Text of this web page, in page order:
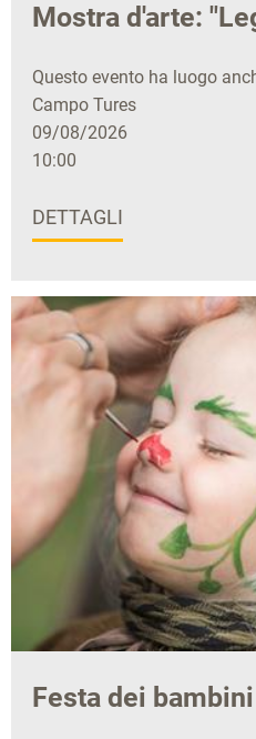
Mostra d'arte:
Questo evento ha luogo
Campo Tures
09/08/2026
10:00
DETTAGLI
Festa dei